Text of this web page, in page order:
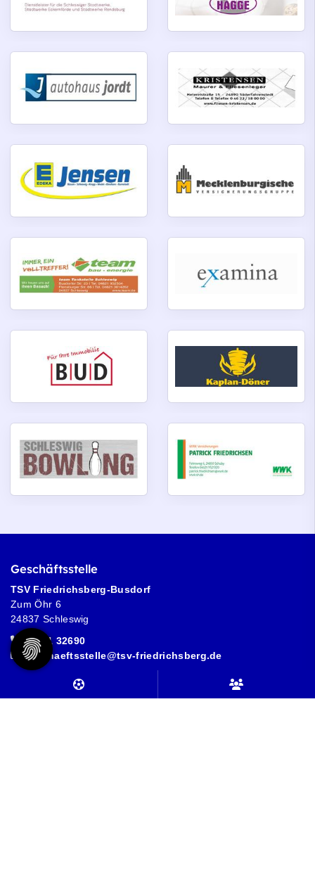
Geschäftsstelle
TSV Friedrichsberg-Busdorf
Zum Öhr 6
24837 Schleswig
04621 32690
geschaeftsstelle@tsv-friedrichsberg.de
Sportangebote finden